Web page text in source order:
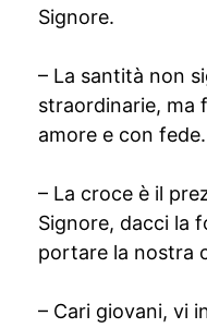
Signore.
– La santità non
straordinarie, ma
amore e con fede.
– La croce è il
Signore, dacci la
portare la nostra
– Cari giovani, vi